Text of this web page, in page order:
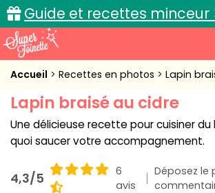
Guide et recettes minceur
Accueil
Recettes de cuisine
Cuisine pratique
L'actu cuisine
Accueil Recettes en photos Lapin
Lapin braisé au cidre
Une délicieuse recette pour cuisiner du
quoi saucer votre accompagnement.
4,3/5
6
avis
Déposez le